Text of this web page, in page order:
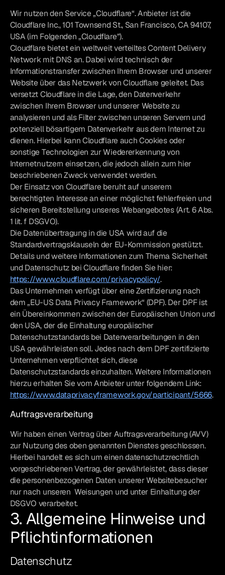
Wir nutzen den Service „Cloudflare“. Anbieter ist die
Cloudflare Inc., 101 Townsend St., San Francisco, CA 94107,
USA (im Folgenden „Cloudflare”).
Cloudflare bietet ein weltweit verteiltes Content Delivery
Network mit DNS an. Dabei wird technisch der
Informationstransfer zwischen Ihrem Browser und unserer
Website über das Netzwerk von Cloudflare geleitet. Das
versetzt Cloudflare in die Lage, den Datenverkehr
zwischen Ihrem Browser und unserer Website zu
analysieren und als Filter zwischen unseren Servern und
potenziell bösartigem Datenverkehr aus dem Internet zu
dienen. Hierbei kann Cloudflare auch Cookies oder
sonstige Technologien zur Wiedererkennung von
Internetnutzern einsetzen, die jedoch allein zum hier
beschriebenen Zweck verwendet werden.
Der Einsatz von Cloudflare beruht auf unserem
berechtigten Interesse an einer möglichst fehlerfreien und
sicheren Bereitstellung unseres Webangebotes (Art. 6 Abs.
1 lit. f DSGVO).
Die Datenübertragung in die USA wird auf die
Standardvertragsklauseln der EU-Kommission gestützt.
Details und weitere Informationen zum Thema Sicherheit
und Datenschutz bei Cloudflare finden Sie hier:
https://www.cloudflare.com/privacypolicy/.
Das Unternehmen verfügt über eine Zertifizierung nach
dem „EU-US Data Privacy Framework“ (DPF). Der DPF ist
ein Übereinkommen zwischen der Europäischen Union und
den USA, der die Einhaltung europäischer
Datenschutzstandards bei Datenverarbeitungen in den
USA gewährleisten soll. Jedes nach dem DPF zertifizierte
Unternehmen verpflichtet sich, diese
Datenschutzstandards einzuhalten. Weitere Informationen
hierzu erhalten Sie vom Anbieter unter folgendem Link:
https://www.dataprivacyframework.gov/participant/5666.
Auftragsverarbeitung
Wir haben einen Vertrag über Auftragsverarbeitung (AVV)
zur Nutzung des oben genannten Dienstes geschlossen.
Hierbei handelt es sich um einen datenschutzrechtlich
vorgeschriebenen Vertrag, der gewährleistet, dass dieser
die personenbezogenen Daten unserer Websitebesucher
nur nach unseren Weisungen und unter Einhaltung der
DSGVO verarbeitet.
3. Allgemeine Hinweise und
Pflichtinformationen
Datenschutz